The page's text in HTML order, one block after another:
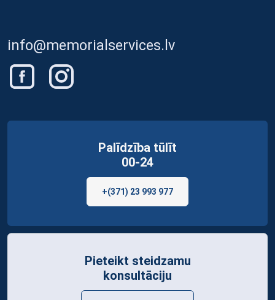
info@memorialservices.lv
Palīdzība tūlīt
00-24
+(371) 23 993 977
Pieteikt steidzamu
konsultāciju